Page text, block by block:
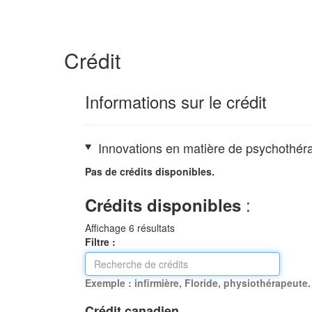
Crédit
Informations sur le crédit
Innovations en matière de
Pas de crédits disponibles.
Crédits disponibles :
Affichage 6 résultats
Filtre :
Exemple : infirmière, Floride, physiothérapeute.